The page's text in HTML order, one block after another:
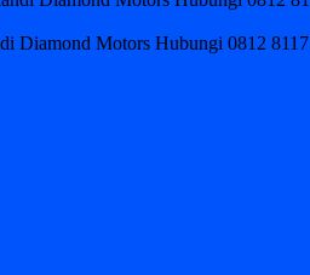
Diamond Motors Hubungi 0812 8117